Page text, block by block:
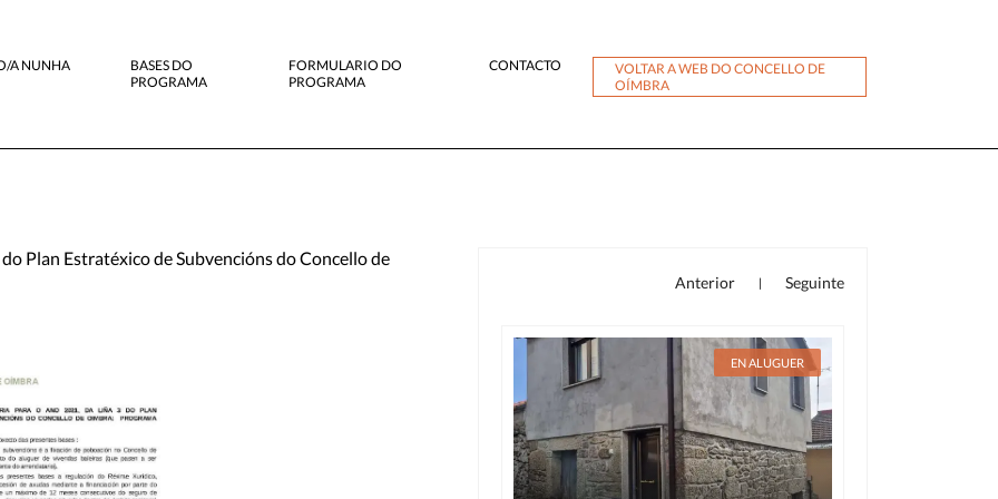
A NUNHA
BASES DO
PROGRAMA
FORMULARIO DO
PROGRAMA
CONTACTO
VOLTAR A WEB DO CONCELLO DE
OÍMBRA
Plan Estratéxico de Subvencións do Concello de
Anterior | Seguinte
EN ALUGUER